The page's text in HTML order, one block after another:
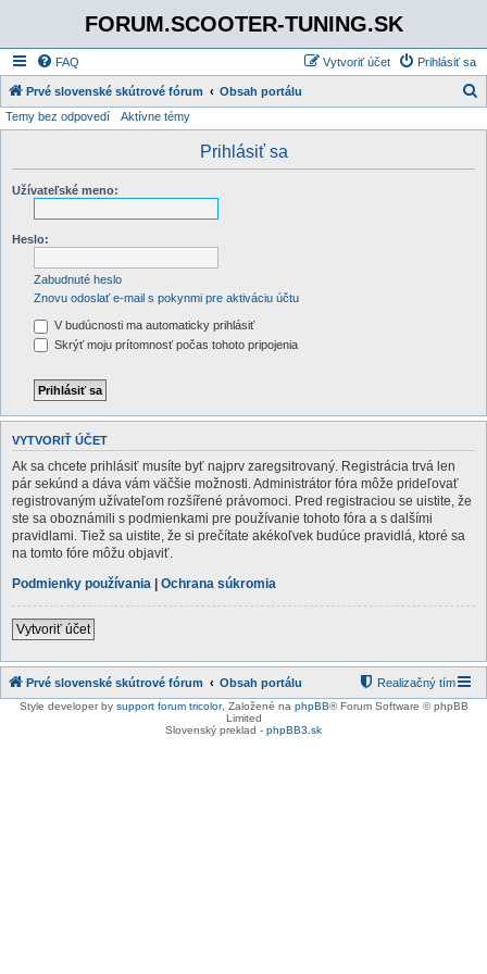
FORUM.SCOOTER-TUNING.SK
FAQ Prihlásiť sa
Vytvoriť účet
Prvé slovenské skútrové fórum Obsah portálu
Temy bez odpovedí Aktívne témy
Prihlásiť sa
Užívateľské meno:
Heslo:
Zabudnuté heslo
Znovu odoslať e-mail s pokynmi pre aktiváciu účtu
V budúcnosti ma automaticky prihlásiť
Skrýť moju prítomnosť počas tohoto pripojenia
VYTVORIŤ ÚČET
Ak sa chcete prihlásiť musíte byť najprv zaregsitrovaný. Registrácia trvá len
pár sekúnd a dáva vám väčšie možnosti. Administrátor fóra môže prideľovať
registrovaným užívateľom rozšířené právomoci. Pred registraciou se uistite, že
ste sa oboznámili s podmienkami pre používanie tohoto fóra a s dalšími
pravidlami. Tiež sa uistite, že si prečítate akékoľvek budúce pravidlá, ktoré sa
na tomto fóre môžu objaviť.
Podmienky používania | Ochrana súkromia
Vytvoriť účet
Prvé slovenské skútrové fórum Obsah portálu Realizačný tím
Style developer by support forum tricolor, Založené na phpBB® Forum Software © phpBB
Limited
Slovenský preklad - phpBB3.sk